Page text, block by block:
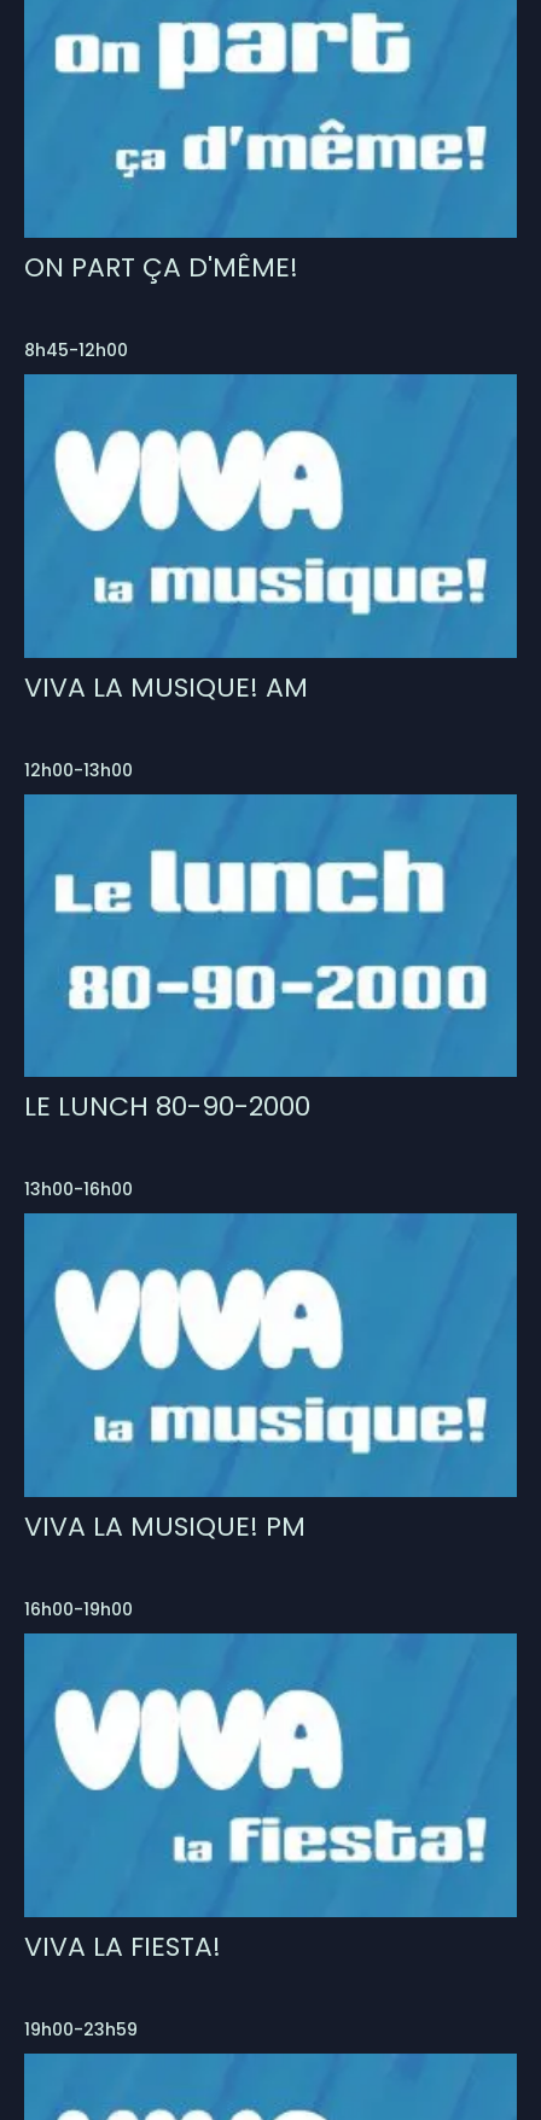
ON PART ÇA D'MÊME!
8h45-12h00
VIVA LA MUSIQUE! AM
12h00-13h00
LE LUNCH 80-90-2000
13h00-16h00
VIVA LA MUSIQUE! PM
16h00-19h00
VIVA LA FIESTA!
19h00-23h59